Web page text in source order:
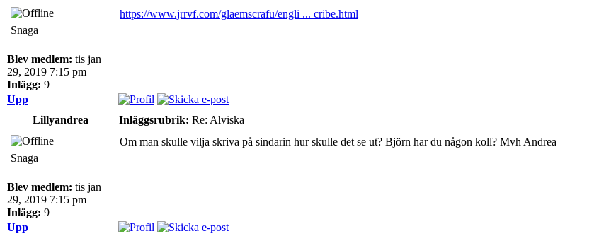
Snaga
Blev medlem: tis jan
29, 2019 7:15 pm
Inlägg: 9
https://www.jrrvf.com/glaemscrafu/engli ... cribe.html
Upp
Lillyandrea
Inläggsrubrik: Re: Alviska
Snaga
Blev medlem: tis jan
29, 2019 7:15 pm
Inlägg: 9
Om man skulle vilja skriva på sindarin hur skulle det se ut? Björn har du någon koll? Mvh Andrea
Upp